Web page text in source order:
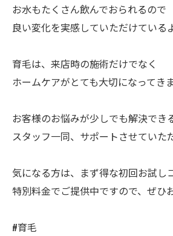
お水もたくさん飲んでおられるので
良い変化を実感していただけている
育毛は、来店時の施術だけでなく
ホームケアがとても大切になってき
お客様のお悩みが少しでも解決でき
スタッフ一同、サポートさせていた
気になる方は、まず得な初回お試し
特別料金でご提供中ですので、ぜひ
#育毛